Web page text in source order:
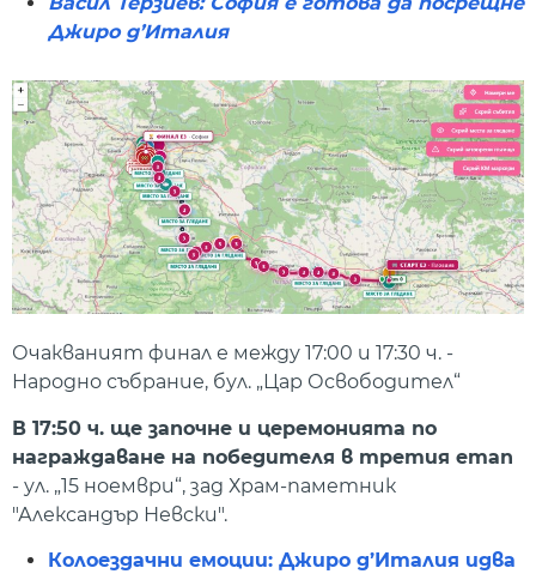
Джиро д’Италия
Очакваният финал е между 17:00 и 17:30 ч. -
Народно събрание, бул. „Цар Освободител“
В 17:50 ч. ще започне и церемонията по
награждаване на победителя в третия етап
- ул. „15 ноември“, зад Храм-паметник
"Александър Невски".
Колоездачни емоции: Джиро д’Италия идва